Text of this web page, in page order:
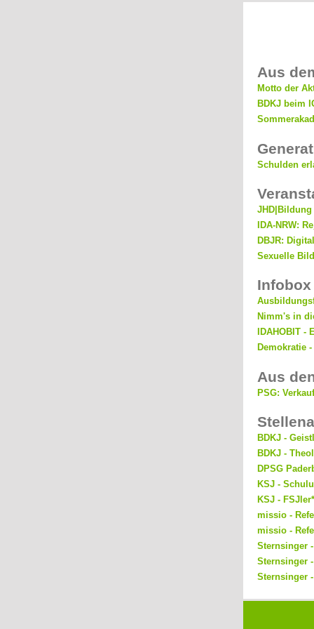
Aus
Motto der
BDKJ beim
Schulden
IDA-NRW:
DBJR:
Sexuelle
Infobox
Nimm's in
IDAHOBIT
Demokratie
Aus
PSG:
BDKJ -
BDKJ -
DPSG
KSJ -
KSJ -
missio -
missio -
Sternsinger
Sternsinger
Sternsinger